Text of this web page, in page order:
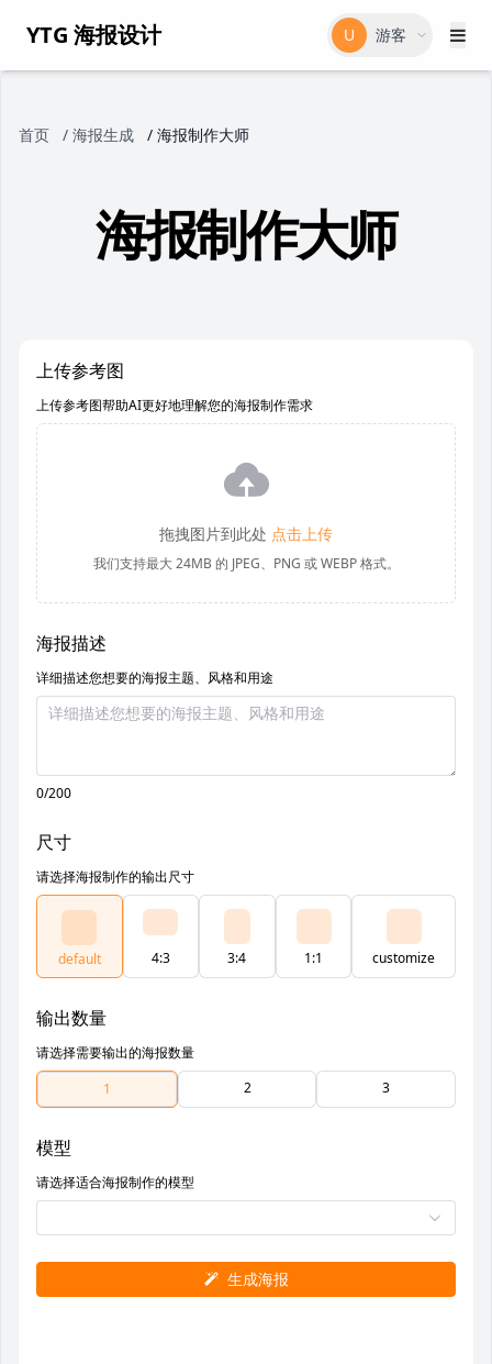
YTG 海报设计 U 游客
首页 / 海报生成 / 海报制作大师
海报制作大师
上传参考图
上传参考图帮助AI更好地理解您的海报制作需求
拖拽图片到此处 点击上传
我们支持最大 24MB 的 JPEG、PNG 或 WEBP 格式。
海报描述
详细描述您想要的海报主题、风格和用途
0/200
尺寸
请选择海报制作的输出尺寸
default 4:3 3:4 1:1 customize
输出数量
请选择需要输出的海报数量
1
2 3
模型
请选择适合海报制作的模型
生成海报